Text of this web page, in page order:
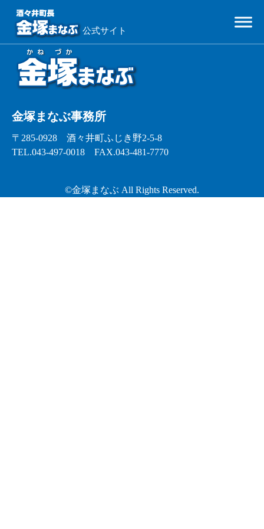
公式サイト
さい。
金塚まなぶ事務所
〒285-0928 酒々井町ふじき野2-5-8
TEL.043-497-0018 FAX.043-481-7770
©金塚まなぶ All Rights Reserved.